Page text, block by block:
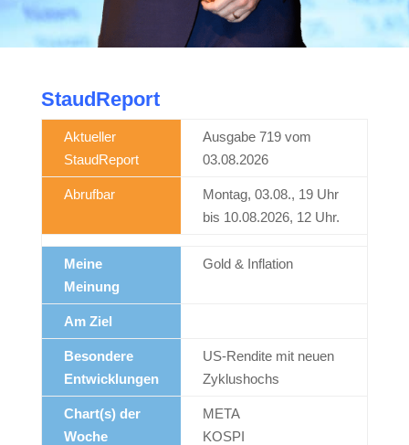
StaudReport
Aktueller
StaudReport
Ausgabe 719 vom
03.08.2026
Abrufbar
Montag, 03.08., 19 Uhr
bis 10.08.2026, 12 Uhr.
Meine
Meinung
Gold & Inflation
Am Ziel
Besondere
Entwicklungen
US-Rendite mit neuen
Zyklushochs
Chart(s) der
Woche
META
KOSPI